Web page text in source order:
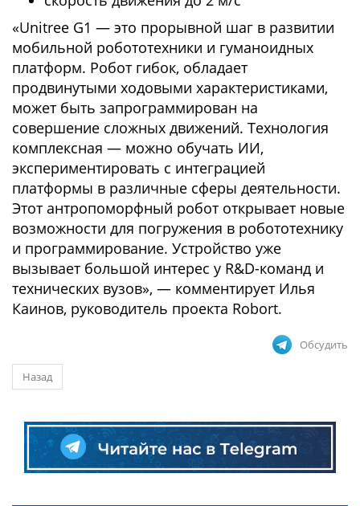
«Unitree G1 — это прорывной шаг в развитии
мобильной робототехники и гуманоидных
платформ. Робот гибок, обладает
продвинутыми ходовыми характеристиками,
может быть запрограммирован на
совершение сложных движений. Технология
комплексная — можно обучать ИИ,
экспериментировать с интеграцией
платформы в различные сферы деятельности.
Этот антропоморфный робот открывает новые
возможности для погружения в робототехнику
и программирование. Устройство уже
вызывает большой интерес у R&D-команд и
технических вузов», — комментирует Илья
Каинов, руководитель проекта Robort.
Обсудить
Назад